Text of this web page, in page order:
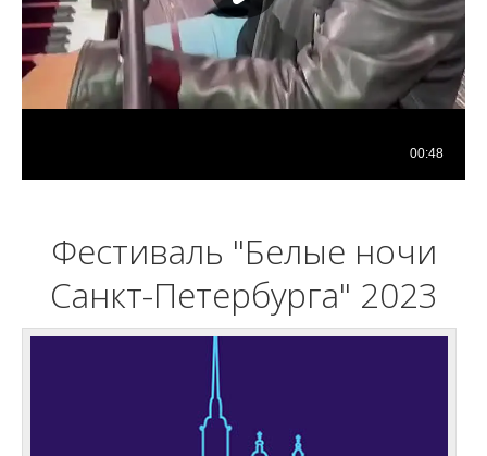
Фестиваль "Белые ночи
Санкт-Петербурга" 2023